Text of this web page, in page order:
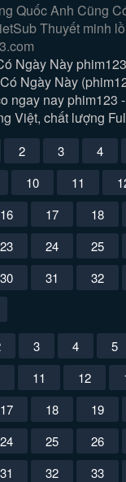
Quốc Anh Cũng
Thuyết minh
Ngày Này
Ngày Này
ngay nay phim123
Việt, chất lượng
2 3 4
10 11
16 17 18
23 24 25
30 31 32
3 4 5
11 12
17 18 19
24 25 26
31 32 33